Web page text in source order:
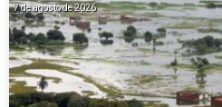
7 de agosto de 2026